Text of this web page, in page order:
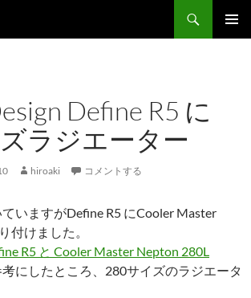
Define R5 に
ラジエーター
hiroaki コメントする
いますがDefine R5 にCooler Master
付けました。
R5 と Cooler Master Nepton 280L
にしたところ、280サイズのラジエータ